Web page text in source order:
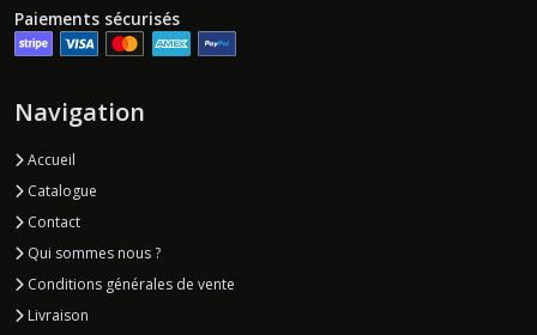
Paiements sécurisés
Navigation
Accueil
Catalogue
Contact
Qui sommes nous ?
Conditions générales de vente
Livraison